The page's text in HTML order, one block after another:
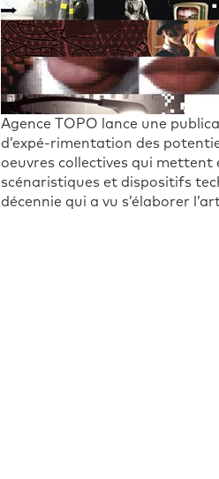
Agence TOPO lance une
d’expé-rimentation des
oeuvres collectives qui mettent
scénaristiques et dispositifs
décennie qui a vu s’élaborer